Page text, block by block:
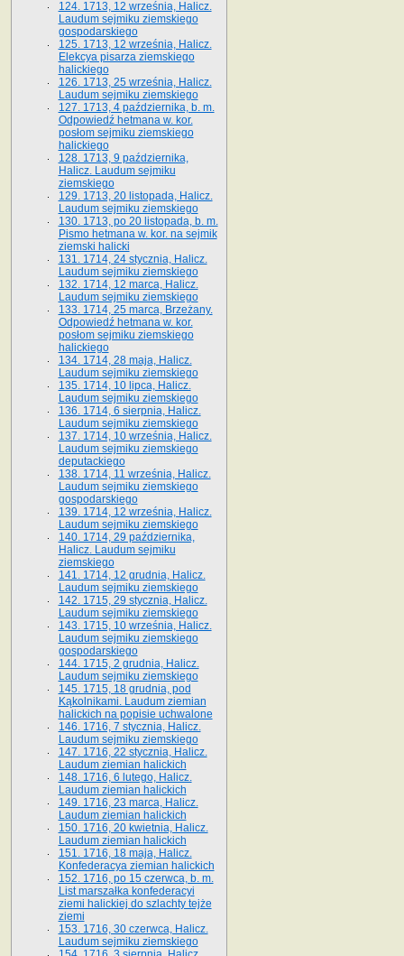
124. 1713, 12 września, Halicz.
Laudum sejmiku ziemskiego
gospodarskiego
125. 1713, 12 września, Halicz.
Elekcya pisarza ziemskiego
halickiego
126. 1713, 25 września, Halicz.
Laudum sejmiku ziemskiego
127. 1713, 4 października, b. m.
Odpowiedź hetmana w. kor.
posłom sejmiku ziemskiego
halickiego
128. 1713, 9 października,
Halicz. Laudum sejmiku
ziemskiego
129. 1713, 20 listopada, Halicz.
Laudum sejmiku ziemskiego
130. 1713, po 20 listopada, b. m.
Pismo hetmana w. kor. na sejmik
ziemski halicki
131. 1714, 24 stycznia, Halicz.
Laudum sejmiku ziemskiego
132. 1714, 12 marca, Halicz.
Laudum sejmiku ziemskiego
133. 1714, 25 marca, Brzeżany.
Odpowiedź hetmana w. kor.
posłom sejmiku ziemskiego
halickiego
134. 1714, 28 maja, Halicz.
Laudum sejmiku ziemskiego
135. 1714, 10 lipca, Halicz.
Laudum sejmiku ziemskiego
136. 1714, 6 sierpnia, Halicz.
Laudum sejmiku ziemskiego
137. 1714, 10 września, Halicz.
Laudum sejmiku ziemskiego
deputackiego
138. 1714, 11 września, Halicz.
Laudum sejmiku ziemskiego
gospodarskiego
139. 1714, 12 września, Halicz.
Laudum sejmiku ziemskiego
140. 1714, 29 października,
Halicz. Laudum sejmiku
ziemskiego
141. 1714, 12 grudnia, Halicz.
Laudum sejmiku ziemskiego
142. 1715, 29 stycznia, Halicz.
Laudum sejmiku ziemskiego
143. 1715, 10 września, Halicz.
Laudum sejmiku ziemskiego
gospodarskiego
144. 1715, 2 grudnia, Halicz.
Laudum sejmiku ziemskiego
145. 1715, 18 grudnia, pod
Kąkolnikami. Laudum ziemian
halickich na popisie uchwalone
146. 1716, 7 stycznia, Halicz.
Laudum sejmiku ziemskiego
147. 1716, 22 stycznia, Halicz.
Laudum ziemian halickich
148. 1716, 6 lutego, Halicz.
Laudum ziemian halickich
149. 1716, 23 marca, Halicz.
Laudum ziemian halickich
150. 1716, 20 kwietnia, Halicz.
Laudum ziemian halickich
151. 1716, 18 maja, Halicz.
Konfederacya ziemian halickich
152. 1716, po 15 czerwca, b. m.
List marszałka konfederacyi
ziemi halickiej do szlachty tejże
ziemi
153. 1716, 30 czerwca, Halicz.
Laudum sejmiku ziemskiego